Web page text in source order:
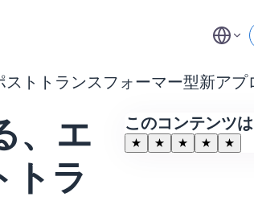
トトランスフォーマー型新アプ
、エ
トラ
このコンテンツ
★ ★ ★ ★ ★